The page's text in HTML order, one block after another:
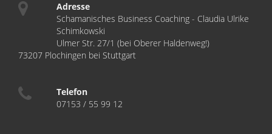
Adresse
Schamanisches Business Coaching - Claudia Ulrike
Schimkowski
Ulmer Str. 27/1 (bei Oberer Haldenweg!)
73207 Plochingen bei Stuttgart
Telefon
07153 / 55 99 12